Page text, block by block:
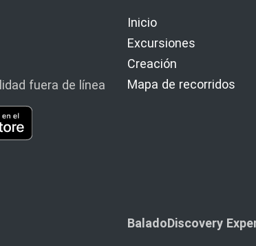
fuera de línea
Inicio
Excursiones
Creación
Mapa de recorridos
BaladoDiscovery